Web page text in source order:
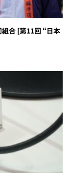
合 [第11回 “日本